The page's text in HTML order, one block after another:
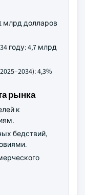
млрд долларов
году: 4,7 млрд
4,3%
рынка
к
бедствий,